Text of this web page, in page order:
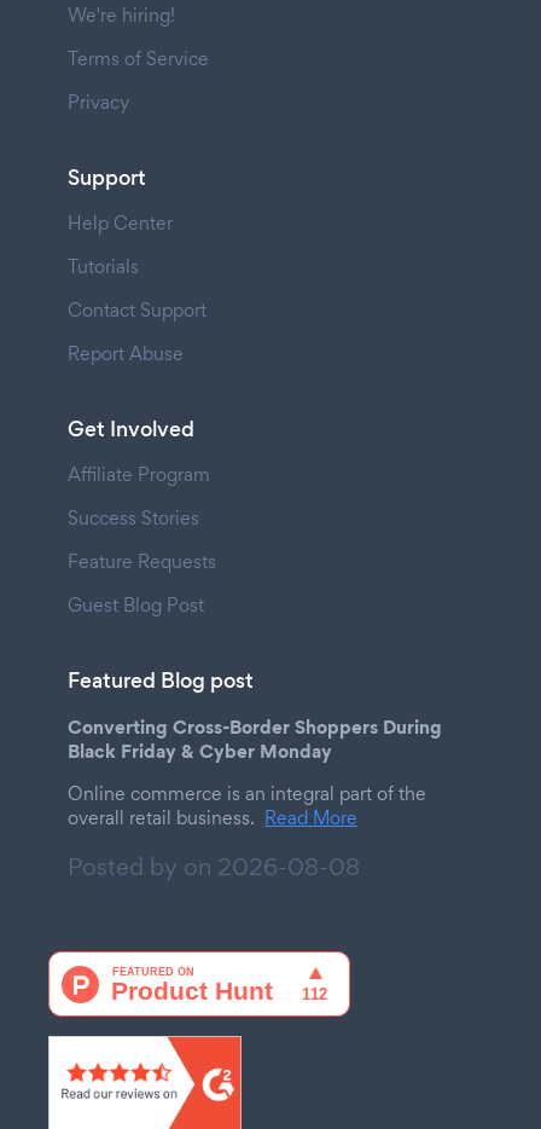
We're hiring!
Terms of Service
Privacy
Support
Help Center
Tutorials
Contact Support
Report Abuse
Get Involved
Affiliate Program
Success Stories
Feature Requests
Guest Blog Post
Featured Blog post
Converting Cross-Border Shoppers During
Black Friday & Cyber Monday
Online commerce is an integral part of the
overall retail business. Read More
Posted by on 2026-08-08